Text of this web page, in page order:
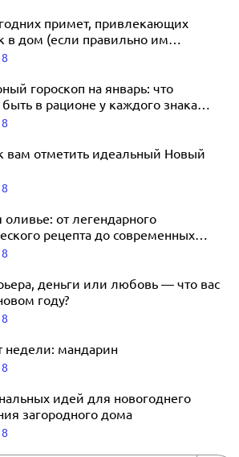
примет, привлекающих
в дом (если правильно им
гороскоп на январь: что
в рационе у каждого знака
вам отметить идеальный Новый
оливье: от легендарного
рецепта до современных
деньги или любовь — что вас
году?
недели: мандарин
идей для новогоднего
загородного дома